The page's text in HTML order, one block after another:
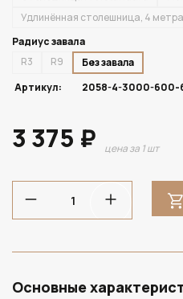
Удлинённая столешница, 4 метра
Радиус завала
R3
R9
Без завала
Артикул:
2058-4-3000-600-
3 375 ₽ цена за 1 шт
Основные